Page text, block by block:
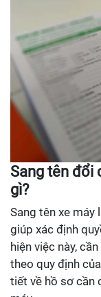
Sang tên đổi
gì?
Sang tên xe
giúp xác định
hiện việc này,
theo quy định
tiết về hồ sơ cần